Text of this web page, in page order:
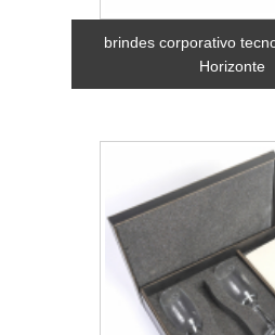
brindes corporativo
Horizonte